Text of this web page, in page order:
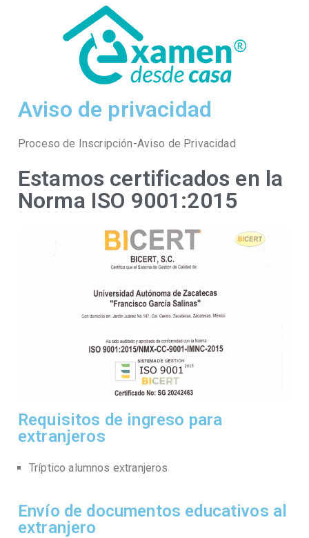
Aviso de privacidad
Proceso de Inscripción-Aviso de Privacidad
Estamos certificados en la
Norma ISO 9001:2015
Requisitos de ingreso para
extranjeros
Tríptico alumnos extranjeros
Envío de documentos educativos al
extranjero